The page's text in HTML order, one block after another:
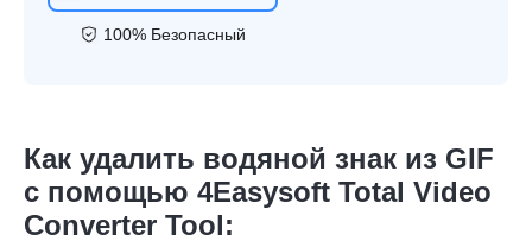
100% Безопасный
Как удалить водяной знак из GIF
с помощью 4Easysoft Total Video
Converter Tool: